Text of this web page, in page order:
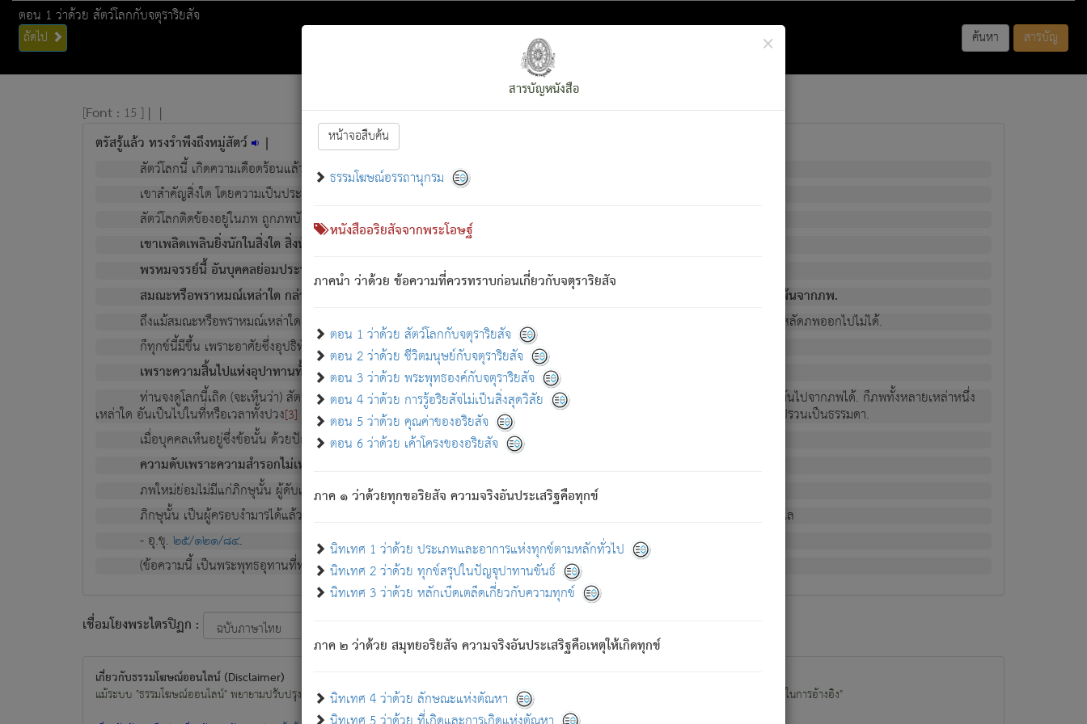
ตอน 1 ว่าด้วย สัตว์โลกกับจตุราริยสัจ
ถัดไป ค้นหา สารบัญ
×
สารบัญหนังสือ
หน้าจอสืบค้น
ธรรมโฆษณ์อรรถานุกรม
หนังสืออริยสัจจากพระโอษฐ์
ภาคนำ ว่าด้วย ข้อความที่ควรทราบก่อนเกี่ยวกับจตุราริยสัจ
ตอน 1 ว่าด้วย สัตว์โลกกับจตุราริยสัจ
ตอน 2 ว่าด้วย ชีวิตมนุษย์กับจตุราริยสัจ
ตอน 3 ว่าด้วย พระพุทธองค์กับจตุราริยสัจ
ตอน 4 ว่าด้วย การรู้อริยสัจไม่เป็นสิ่งสุดวิสัย
ตอน 5 ว่าด้วย คุณค่าของอริยสัจ
ตอน 6 ว่าด้วย เค้าโครงของอริยสัจ
ภาค ๑ ว่าด้วยทุกขอริยสัจ ความจริงอันประเสริฐคือทุกข์
นิทเทศ 1 ว่าด้วย ประเภทและอาการแห่งทุกข์ตามหลักทั่วไป
นิทเทศ 2 ว่าด้วย ทุกข์สรุปในปัญจุปาทานขันธ์
นิทเทศ 3 ว่าด้วย หลักเบ็ดเตล็ดเกี่ยวกับความทุกข์
ภาค ๒ ว่าด้วย สมุทยอริยสัจ ความจริงอันประเสริฐคือเหตุให้เกิดทุกข์
นิทเทศ 4 ว่าด้วย ลักษณะแห่งตัณหา
[Font : 15 ] | |
ตรัสรู้แล้ว ทรงรำพึงถึงหมู่สัตว์ |
สัตว์โลกนี้ เกิดความเดือดร้อนแล้ว มีผัสสะบังหน้า[1]ย่อมกล่าวซึ่งโรค (ความเสียดแทง) นั้นโดยความเป็นตัวเป็นตน
เขาสำคัญสิ่งใด โดยความเป็นประการใด แต่สิ่งนั้นย่อมเป็น (ตามที่เป็นจริง) โดยประการอื่นจากที่เขาสำคัญนั้น
สัตว์โลกติดข้องอยู่ในภพ ถูกภพบังหน้าแล้ว มีภพโดยความเป็นอย่างอื่น (จากที่มันเป็นอยู่จริง) จึงได้เพลิดเพลินยิ่งนักในภพนั้น
เขาเพลิดเพลินยิ่งนักในสิ่งใด สิ่งนั้นเป็นภัย (ที่เขาไม่รู้จัก) : เขากลัวต่อสิ่งใดสิ่งนั้นเป็นทุกข์
พรหมจรรย์นี้ อันบุคคลย่อมประพฤติ ก็เพื่อการละขาดซึ่งภพ.
สมณะหรือพราหมณ์เหล่าใด กล่าวความหลุดพ้นจากภพว่ามีได้เพราะภพ เรากล่าวว่า สมณะหรือพราหมณ์ทั้งปวงนั้น มิใช่ผู้หลดพ้นจากภพ.
ถึงแม้สมณะหรือพราหมณ์เหล่าใด กล่าวความออกไปได้จากภพ ว่ามีได้เพราะวิภพ[2]
: เรากล่าวว่า สมณะหรือพราหมณ์ทั้งปวงนั้น ก็ยังสลัดภพออกไปไม่ได้.
ก็ทุกข์นี้มีขึ้น เพราะอาศัยซึ่งอุปธิทั้งปวง.
เพราะความสิ้นไปแห่งอุปาทานทั้งปวง ความเกิดขึ้นแห่งทุกข์จึงไม่มี.
ท่านจงดูโลกนี้เถิด (จะเห็นว่า) สัตว์ทั้งหลายอันอวิชาหนาแน่นบังหนาแล้ว; และว่า สัตว์ผู้ยินดีในภพอันเป็นแล้วนั้น ย่อมไม่เป็นผู้หลุดพ้นไปจากภพได้. ก็ภพทั้งหลายเหล่าหนึ่ง
เหล่าใด อันเป็นไปในที่หรือเวลาทั้งปวง[3] เพื่อความมีแห่งประโยชน์โดยประการทั้งปวง; ภพทั้งหลายทั้งหมดนั้น ไม่เที่ยง เป็นทุกข์ มีความแปรปรวนเป็นธรรมดา.
เมื่อบุคคลเห็นอยู่ซึ่งข้อนั้น ด้วยปัญญาอันชอบตามที่เป็นจริงอย่างนี้อยู่; เขาย่อมละภวตัณหาได้ และไม่เพลิดเพลินวิภวตัณหาด้วย.
ความดับเพราะความสำรอกไม่เหลือ (แห่งภพทั้งหลาย) เพราะความสิ้นไปแห่งตัณหาโดยประการทั้งปวง นั้นคือนิพพาน.
ภพใหม่ย่อมไม่มีแก่ภิกษุนั้น ผู้ดับเย็นสนิทแล้ว เพราะไม่มีความยึดมั่น
ภิกษุนั้น เป็นผู้ครอบงำมารได้แล้ว ชนะสงครามแล้ว ก้าวล่วงภพทั้งหลายทั้งปวงได้แล้ว เป็นผู้คงที่ (คือไม่เปลี่ยนแปลงอีกต่อไป). ดังนี้แล
- อุ.ขุ.๒๕/๑๒๑/๘๔.
(ข้อความนี้ เป็นพระพุทธอุทานที่ทรงเปล่งออก ที่โคนต้นโพธิ์เป็นที่ตรัสรู้ เมื่อตรัสรู้แล้วได้ 7 วัน)
เชื่อมโยงพระไตรปิฏก :
เกี่ยวกับธรรมโฆษณ์ออนไลน์ (Disclaimer)
แม้ระบบ "ธรรมโฆษณ์ออนไลน์" พยายามปรับปรุงข้อมูลให้ถูกต้องมากที่สุด ผู้ศึกษาก็พึงตรวจสอบกับตัวเล่มหนังสือต้นฉบับ ที่มีการพิมพ์ครั้งล่าสุด ก่อนนำข้อมูลไปใช้ในการอ้างอิง"